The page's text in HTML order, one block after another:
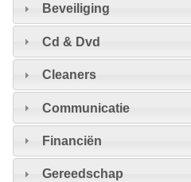
Beveiliging
Cd & Dvd
Cleaners
Communicatie
Financiën
Gereedschap